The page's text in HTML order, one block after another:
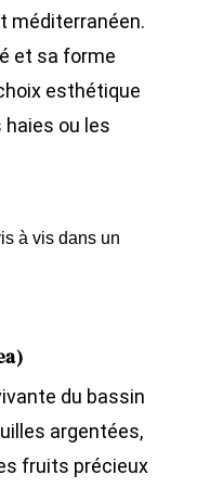
méditerranéen.
et sa forme
esthétique
ou les
du bassin
argentées,
fruits précieux